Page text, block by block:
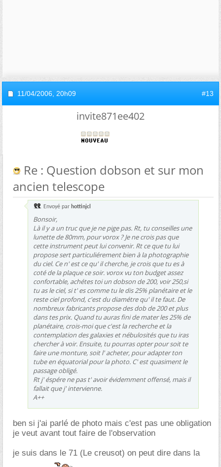
11/04/2006, 20h09 #13
invite871ee402
Re : Question dobson et sur mon
ancien telescope
Envoyé par hottinjcl
Bonsoir,
Là il y a un truc que je ne pige pas. Rt, tu conseilles une
lunette de 80mm, pour vorox ? Je ne crois pas que
cette instrument peut lui convenir. Rt ce que tu lui
propose sert particuliérement bien à la photographie
du ciel. Ce n' est ce qu' il cherche, je crois que tu es à
coté de la plaque ce soir. vorox vu ton budget assez
confortable, achétes toi un dobson de 200, voir 250,si
tu as le ciel, si t' es comme tu le dis 25% planétaire et le
reste ciel profond, c'est du diamétre qu' il te faut. De
nombreux fabricants propose des dob de 200 et plus
dans tes prix. Quand tu auras fini de mater les 25% de
planétaire, crois-moi que c'est la recherche et la
contemplation des galaxies et nébulosités que tu iras
chercher à voir. Ensuite, tu pourras opter pour soit te
faire une monture, soit l' acheter, pour adapter ton
tube en équatorial pour la photo. C' est quasiment le
passage obligé.
Rt j' éspére ne pas t' avoir évidemment offensé, mais il
fallait que j' intervienne.
A++
ben si j'ai parlé de photo mais c'est pas une obligation
je veut avant tout faire de l'observation
je suis dans le 71 (Le creusot) on peut dire dans la